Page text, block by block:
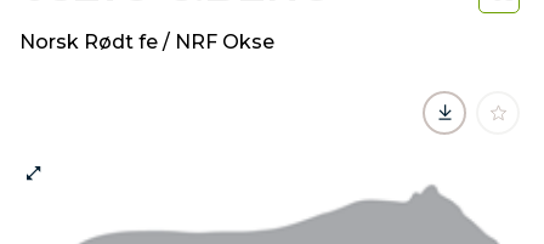
Norsk Rødt fe / NRF Okse